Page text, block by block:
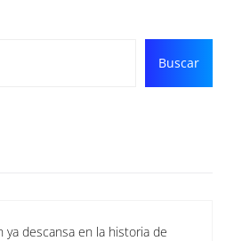
Buscar
ya descansa en la historia de